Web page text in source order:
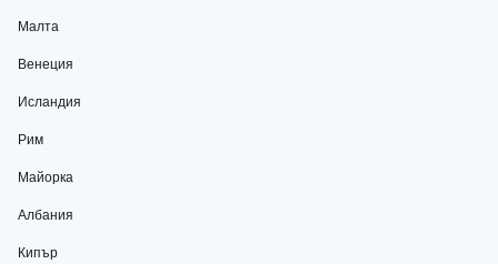
Малта
Венеция
Исландия
Рим
Майорка
Албания
Кипър